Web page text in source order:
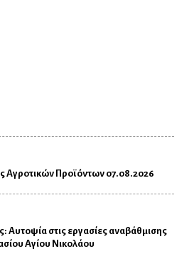
Αγροτικών Προϊόντων 07.08.2026
Αυτοψία στις εργασίες αναβάθμισης
Αγίου Νικολάου